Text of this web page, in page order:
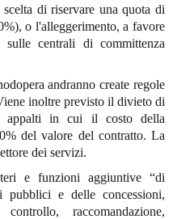
di riservare una quota di
o l'alleggerimento, a favore
centrali di committenza
andranno create regole
inoltre previsto il divieto di
appalti in cui il costo della
del valore del contratto. La
dei servizi.
e funzioni aggiuntive “di
pubblici e delle concessioni,
raccomandazione,